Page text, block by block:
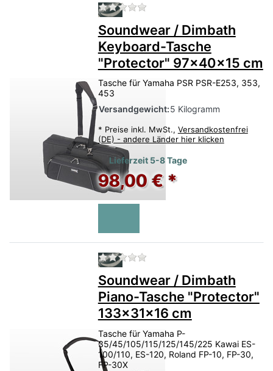
Zu diesem Produkt liegen
Soundwear / Dimbath
Keyboard-Tasche
"Protector" 97x40x15 cm
Tasche für Yamaha PSR PSR-E253, 353,
453
Versandgewicht:5 Kilogramm
* Preise inkl. MwSt., Versandkostenfrei
(DE) - andere Länder hier klicken
Lieferzeit 5-8 Tage
98,00 € *
Zu diesem Produkt liegen
Soundwear / Dimbath
Piano-Tasche "Protector"
133x31x16 cm
Tasche für Yamaha P-
35/45/105/115/125/145/225 Kawai ES-
100/110, ES-120, Roland FP-10, FP-30,
FP-30X